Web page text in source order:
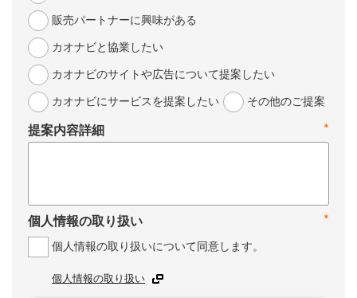
販売パートナーに興味がある
カオナビと協業したい
カオナビのサイトや広告について提案したい
カオナビにサービスを提案したい
その他のご提案
*
提案内容詳細
*
個人情報の取り扱い
個人情報の取り扱いについて同意します。
個人情報の取り扱い